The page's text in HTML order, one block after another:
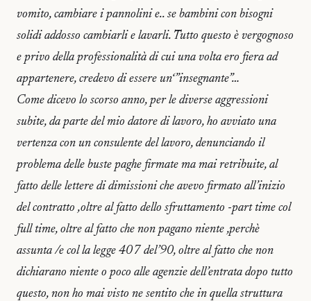
vomito, cambiare i pannolini e.. se bambini con bisogni
solidi addosso cambiarli e lavarli. Tutto questo è vergognoso
e privo della professionalità di cui una volta ero fiera ad
appartenere, credevo di essere un‘”insegnante”…
Come dicevo lo scorso anno, per le diverse aggressioni
subite, da parte del mio datore di lavoro, ho avviato una
vertenza con un consulente del lavoro, denunciando il
problema delle buste paghe firmate ma mai retribuite, al
fatto delle lettere di dimissioni che avevo firmato all’inizio
del contratto ,oltre al fatto dello sfruttamento -part time col
full time, oltre al fatto che non pagano niente ,perchè
assunta /e col la legge 407 del’90, oltre al fatto che non
dichiarano niente o poco alle agenzie dell’entrata dopo tutto
questo, non ho mai visto ne sentito che in quella struttura